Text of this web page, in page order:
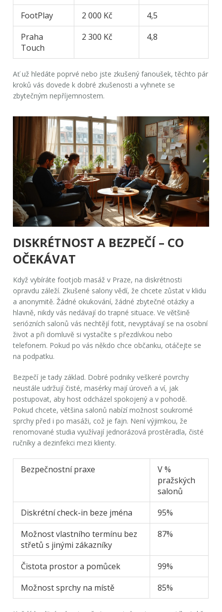
FootPlay 2 000 Kč
4,5
Praha
Touch
2 300 Kč 4,8
Ať už hledáte poprvé nebo jste zkušený fanoušek, těchto pár
kroků vás dovede k dobré zkušenosti a vyhnete se
zbytečným nepříjemnostem.
DISKRÉTNOST A BEZPEČÍ – CO
OČEKÁVAT
Když vybírátefootjob masáž v Praze, na diskrétnosti
opravdu záleží. Zkušené salony vědí, že chcete zůstat v klidu
a anonymitě. Žádné okukování, žádné zbytečné otázky a
hlavně, nikdy vás nedávají do trapné situace. Ve většině
seriózních salonů vás nechtějí fotit, nevyptávají se na osobní
život a při domluvě si vystačíte s přezdívkou nebo
telefonem. Pokud po vás někdo chce občanku, otáčejte se
na podpatku.
Bezpečí je tady základ. Dobré podniky veškeré povrchy
neustále udržují čisté, masérky mají úroveň a ví, jak
postupovat, aby host odcházel spokojený a v pohodě.
Pokud chcete, většina salonů nabízí možnost soukromé
sprchy před i po masáži, což je fajn. Není výjimkou, že
renomované studia využívají jednorázová prostěradla, čisté
ručníky a dezinfekci mezi klienty.
Bezpečnostní praxe
V %
pražských
salonů
Diskrétní check-in beze jména
95%
Možnost vlastního termínu bez
střetů s jinými zákazníky
87%
Čistota prostor a pomůcek
99%
Možnost sprchy na místě
85%